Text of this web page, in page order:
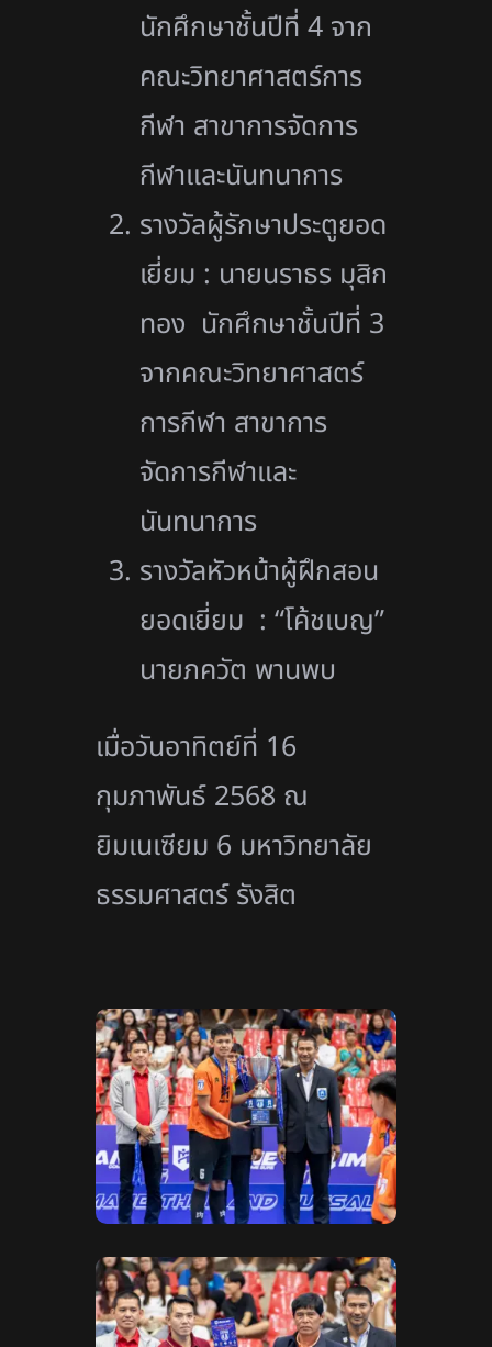
นักศึกษาชั้นปีที่ 4 จาก
คณะวิทยาศาสตร์การ
กีฬา สาขาการจัดการ
กีฬาและนันทนาการ
รางวัลผู้รักษาประตูยอด
เยี่ยม : นายนราธร มุสิก
ทอง นักศึกษาชั้นปีที่ 3
จากคณะวิทยาศาสตร์
การกีฬา สาขาการ
จัดการกีฬาและ
นันทนาการ
รางวัลหัวหน้าผู้ฝึกสอน
ยอดเยี่ยม : “โค้ชเบญ”
นายภควัต พานพบ
เมื่อวันอาทิตย์ที่ 16
กุมภาพันธ์ 2568 ณ
ยิมเนเซียม 6 มหาวิทยาลัย
ธรรมศาสตร์ รังสิต